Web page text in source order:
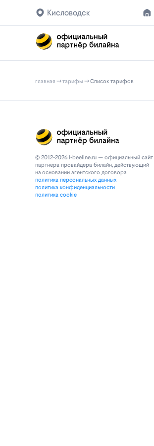
Кисловодск
главная тарифы Список тарифов
© 2012-2026 l-beeline.ru — официальный сайт
партнера провайдера билайн, действующий
на основании агентского договора
политика персональных данных
политика конфиденциальности
политика cookie